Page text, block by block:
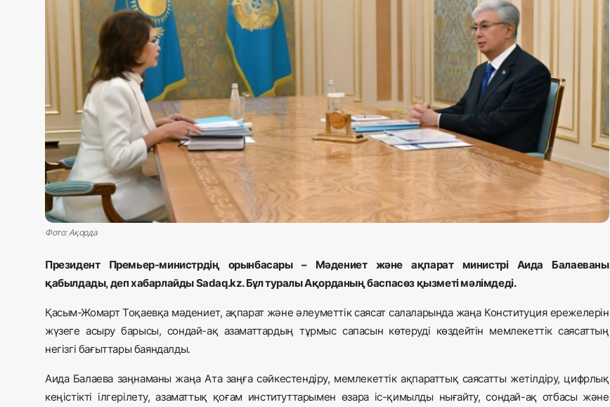
Журналистік зерттеу
Қазақ тілі
Фото: Ақорда
Президент Премьер-министрдің орынбасары – Мәдениет және ақпарат министрі Аида Балаеваны
қабылдады, деп хабарлайды Sadaq.kz. Бұл туралы Ақорданың баспасөз қызметі мәлімдеді.
Қасым-Жомарт Тоқаевқа мәдениет, ақпарат және әлеуметтік саясат салаларында жаңа Конституция ережелерін
жүзеге асыру барысы, сондай-ақ азаматтардың тұрмыс сапасын көтеруді көздейтін мемлекеттік саясаттың
негізгі бағыттары баяндалды.
Аида Балаева заңнаманы жаңа Ата заңға сәйкестендіру, мемлекеттік ақпараттық саясатты жетілдіру, цифрлық
кеңістікті ілгерілету, азаматтық қоғам институттарымен өзара іс-қимылды нығайту, сондай-ақ отбасы және